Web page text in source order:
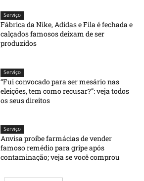
Serviço
Fábrica da Nike, Adidas e Fila é fechada e
calçados famosos deixam de ser
produzidos
Serviço
“Fui convocado para ser mesário nas
eleições, tem como recusar?”: veja todos
os seus direitos
Serviço
Anvisa proíbe farmácias de vender
famoso remédio para gripe após
contaminação; veja se você comprou